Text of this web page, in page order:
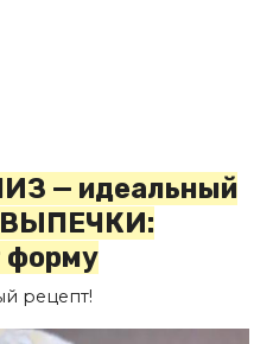
— идеальный
ВЫПЕЧКИ:
форму
рецепт!